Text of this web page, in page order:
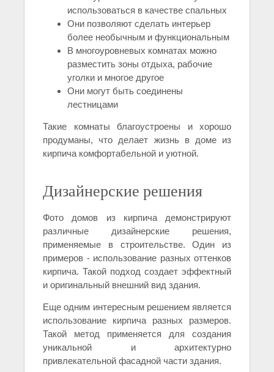
использоваться в качестве спальных
Они позволяют сделать интерьер
более необычным и функциональным
В многоуровневых комнатах можно
разместить зоны отдыха, рабочие
уголки и многое другое
Они могут быть соединены
лестницами
Такие комнаты благоустроены и хорошо
продуманы, что делает жизнь в доме из
кирпича комфортабельной и уютной.
Дизайнерские решения
Фото домов из кирпича демонстрируют
различные дизайнерские решения,
применяемые в строительстве. Один из
примеров - использование разных оттенков
кирпича. Такой подход создает эффектный
и оригинальный внешний вид здания.
Еще одним интересным решением является
использование кирпича разных размеров.
Такой метод применяется для создания
уникальной и архитектурно
привлекательной фасадной части здания.